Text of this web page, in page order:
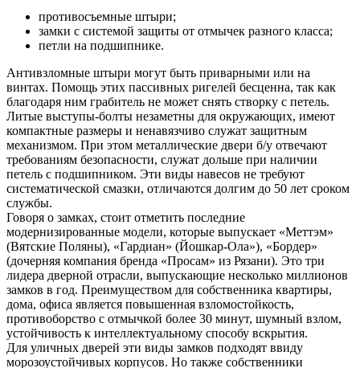
противосъемные штыри;
замки с системой защиты от отмычек разного класса;
петли на подшипнике.
Антивзломные штыри могут быть приварными или на
винтах. Помощь этих пассивных ригелей бесценна, так как
благодаря ним грабитель не может снять створку с петель.
Литые выступы-болты незаметны для окружающих, имеют
компактные размеры и ненавязчиво служат защитным
механизмом. При этом металлические двери б/у отвечают
требованиям безопасности, служат дольше при наличии
петель с подшипником. Эти виды навесов не требуют
систематической смазки, отличаются долгим до 50 лет сроком
службы.
Говоря о замках, стоит отметить последние
модернизированные модели, которые выпускает «Меттэм»
(Вятские Поляны), «Гардиан» (Йошкар-Ола»), «Бордер»
(дочерняя компания бренда «Просам» из Рязани). Это три
лидера дверной отрасли, выпускающие несколько миллионов
замков в год. Преимуществом для собственника квартиры,
дома, офиса является повышенная взломостойкость,
противоборство с отмычкой более 30 минут, шумный взлом,
устойчивость к интеллектуальному способу вскрытия.
Для уличных дверей эти виды замков подходят ввиду
морозоустойчивых корпусов. Но также собственники